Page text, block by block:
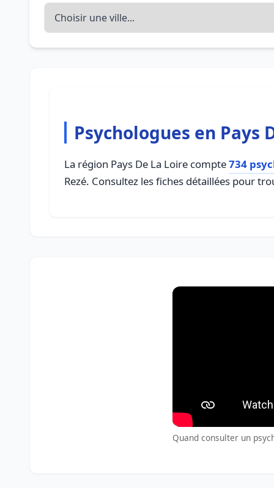
Psychologues en Pays
La région Pays De La Loire compte734
Rezé. Consultez les fiches détaillées pour
Quand consulter un